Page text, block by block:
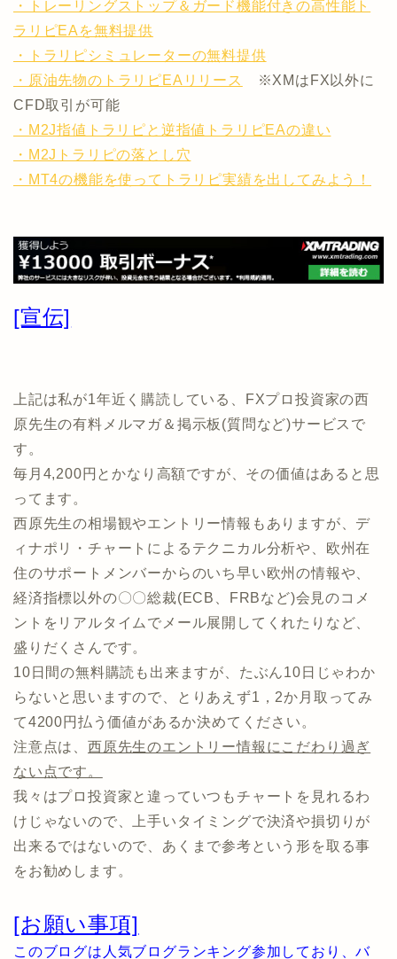
・トレーリングストップ＆ガード機能付きの高性能ト
ラリピEAを無料提供
・トラリピシミュレーターの無料提供
・原油先物のトラリピEAリリース
※XMはFX以外に
CFD取引が可能
・M2J指値トラリピと逆指値トラリピEAの違い
・M2Jトラリピの落とし穴
・MT4の機能を使ってトラリピ実績を出してみよう！
[宣伝]
上記は私が1年近く購読している、FXプロ投資家の西
原先生の有料メルマガ＆掲示板(質問など)サービスで
す。
毎月4,200円とかなり高額ですが、その価値はあると思
ってます。
西原先生の相場観やエントリー情報もありますが、デ
ィナポリ・チャートによるテクニカル分析や、欧州在
住のサポートメンバーからのいち早い欧州の情報や、
経済指標以外の〇〇総裁(ECB、FRBなど)会見のコメ
ントをリアルタイムでメール展開してくれたりなど、
盛りだくさんです。
10日間の無料購読も出来ますが、たぶん10日じゃわか
らないと思いますので、とりあえず1，2か月取ってみ
て4200円払う価値があるか決めてください。
注意点は、 西原先生のエントリー情報にこだわり過ぎ
ない点です。
我々はプロ投資家と違っていつもチャートを見れるわ
けじゃないので、上手いタイミングで決済や損切りが
出来るではないので、あくまで参考という形を取る事
をお勧めします。
[お願い事項]
このブログは人気ブログランキング参加しており、バ